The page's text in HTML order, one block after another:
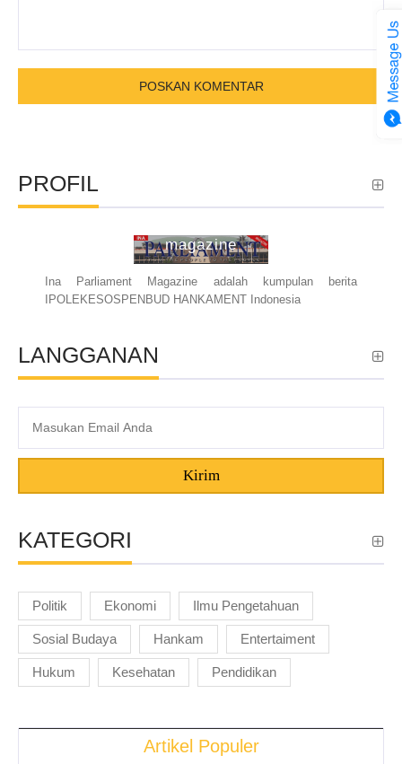
PROFIL
magazine
Ina Parliament Magazine adalah kumpulan berita
IPOLEKESOSPENBUD HANKAMENT Indonesia
LANGGANAN
Kirim
KATEGORI
Politik Ekonomi Ilmu Pengetahuan
Sosial Budaya Hankam Entertaiment
Hukum Kesehatan Pendidikan
Artikel Populer